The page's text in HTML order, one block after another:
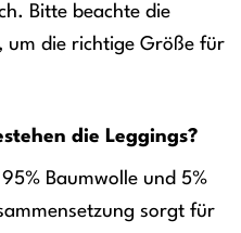
Bitte beachte die
um die richtige Größe für
die Leggings?
Baumwolle und 5%
sorgt für